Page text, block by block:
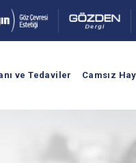
ve Tedaviler Camsız